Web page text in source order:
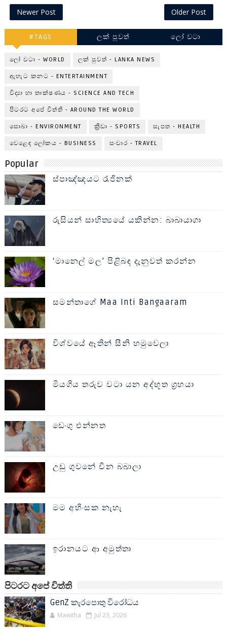
Newer Post Older Post
#TAGS ලක් පුවත් ලෝ වටා
ලෝ වටා - WORLD ලක් පුවත් - LANKA NEWS
ඇහැට කනට - ENTERTAINMENT
විද්‍යා හා තාක්ෂණය - SCIENCE AND TECH
පිටරට අපේ විත්ති - AROUND THE WORLD
සොබා - ENVIRONMENT ක්‍රීඩා - SPORTS සැපත - HEALTH
වෙළෙඳ ලෝකය - BUSINESS සංචාර - TRAVEL
Popular
ස්පාඤ්ඤයට රැජිනක්
රුසියන් සාහිත්‍යයේ යකින්න: බාබායාගා
‘මානෙල් මල’ පිළිබඳ දැනුවත් කරන්න
සමන්තාගේ Maa Inti Bangaaram
විශ්වයේ ඈතින් සීනි හමුවෙලා
මියගිය තරුව වටා යන අද්භූත ග්‍රහයා
ඩෙංගු එන්නත
උඩු ගුවනේ චීන බබාලා
මම අහිංසක නැහැ
ඉරානයට ආ අමුත්තා
පිටරට අපේ විත්ති
GenZ කැරපොතු විරෝධය
Mawitha Jul 23, 2026